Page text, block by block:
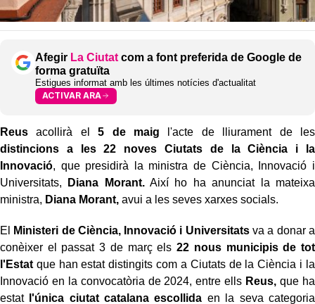
Afegir La Ciutat com a font preferida de Google de
forma gratuïta
Estigues informat amb les últimes notícies d'actualitat
ACTIVAR ARA
Reus acollirà el 5 de maig l'acte de lliurament de les
distincions a les 22 noves Ciutats de la Ciència i la
Innovació, que presidirà la ministra de Ciència, Innovació i
Universitats,
Diana Morant.Així ho ha anunciat la mateixa
ministra, Diana Morant, avui a les seves xarxes socials.
El Ministeri de Ciència, Innovació i Universitatsva a donar a
conèixer el passat 3 de març els22 nous municipis de tot
l'Estat que han estat distingits com a Ciutats de la Ciència i la
Innovació en la convocatòria de 2024, entre ells Reus, que ha
estat l'única ciutat catalana escollida en la seva categoria